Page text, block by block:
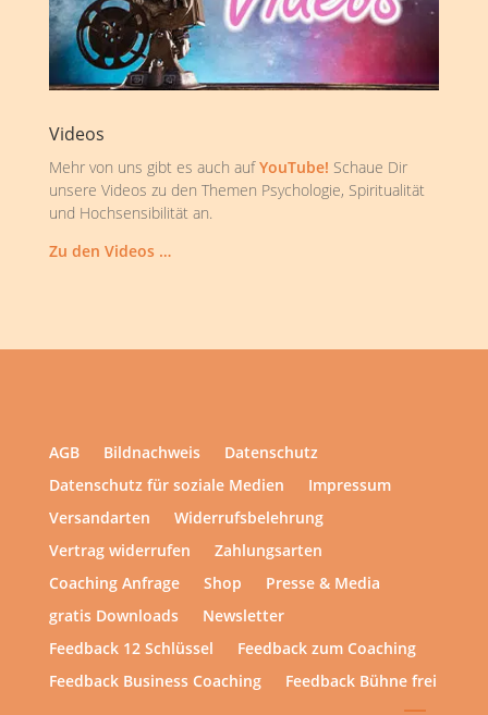
Videos
Mehr von uns gibt es auch aufYouTube! Schaue Dir
unsere Videos zu den Themen Psychologie, Spiritualität
und Hochsensibilität an.
Zu den Videos …
AGB Bildnachweis
Datenschutz
Datenschutz für soziale Medien
Impressum
Versandarten
Widerrufsbelehrung
Vertrag widerrufen
Zahlungsarten
Coaching Anfrage
Shop
Presse & Media
gratis Downloads
Newsletter
Feedback 12 Schlüssel
Feedback zum Coaching
Feedback Business Coaching
Feedback Bühne frei